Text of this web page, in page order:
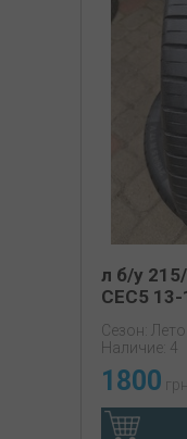
л б/у
CEC5
Сезон: Лето
Наличие: 4
1800 грн